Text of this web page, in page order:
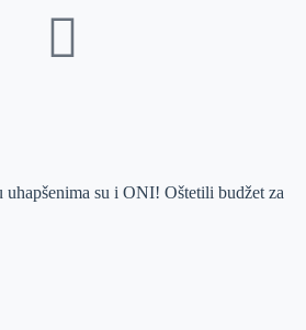
su i ONI! Oštetili budžet za